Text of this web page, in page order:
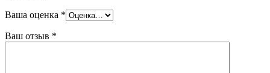
Ваша оценка *
Ваш отзыв *